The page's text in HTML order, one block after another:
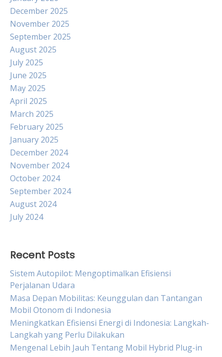
December 2025
November 2025
September 2025
August 2025
July 2025
June 2025
May 2025
April 2025
March 2025
February 2025
January 2025
December 2024
November 2024
October 2024
September 2024
August 2024
July 2024
Recent Posts
Sistem Autopilot: Mengoptimalkan Efisiensi
Perjalanan Udara
Masa Depan Mobilitas: Keunggulan dan Tantangan
Mobil Otonom di Indonesia
Meningkatkan Efisiensi Energi di Indonesia: Langkah-
Langkah yang Perlu Dilakukan
Mengenal Lebih Jauh Tentang Mobil Hybrid Plug-in